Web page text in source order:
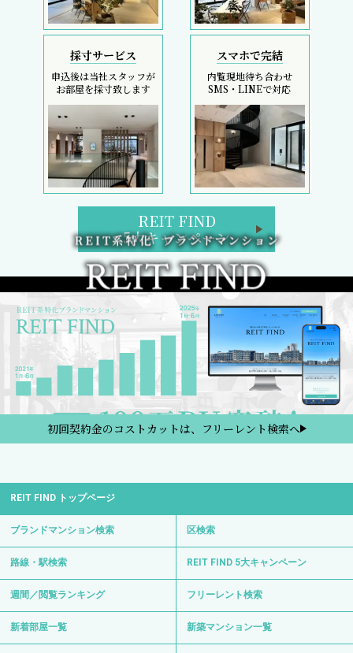
採寸サービス
申込後は当社スタッフが
お部屋を採寸致します
スマホで完結
内覧現地待ち合わせ
SMS・LINEで対応
REIT FIND
5大キャンペーン
初回契約金のコストカットは、フリーレント検索へ
REIT FIND トップページ
ブランドマンション検索 区検索
路線・駅検索 REIT FIND 5大キャンペーン
週間／閲覧ランキング フリーレント検索
新着部屋一覧 新築マンション一覧